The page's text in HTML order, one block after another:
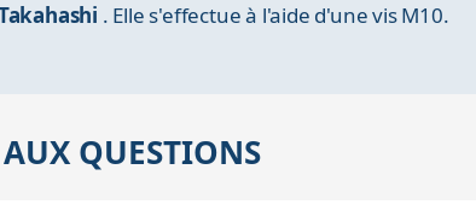
. Elle s'effectue à l'aide d'une vis M10.
QUESTIONS